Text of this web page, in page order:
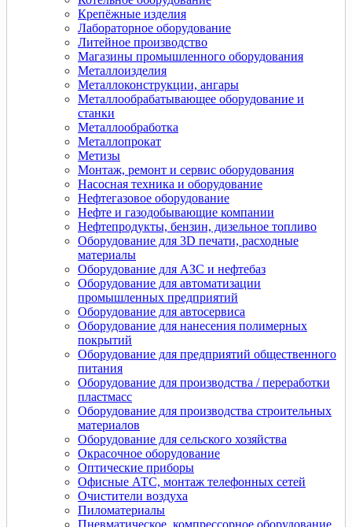
Крепёжные изделия
Лабораторное оборудование
Литейное производство
Магазины промышленного оборудования
Металлоизделия
Металлоконструкции, ангары
Металлообрабатывающее оборудование и
станки
Металлообработка
Металлопрокат
Метизы
Монтаж, ремонт и сервис оборудования
Насосная техника и оборудование
Нефтегазовое оборудование
Нефте и газодобывающие компании
Нефтепродукты, бензин, дизельное топливо
Оборудование для 3D печати, расходные
материалы
Оборудование для АЗС и нефтебаз
Оборудование для автоматизации
промышленных предприятий
Оборудование для автосервиса
Оборудование для нанесения полимерных
покрытий
Оборудование для предприятий общественного
питания
Оборудование для производства / переработки
пластмасс
Оборудование для производства строительных
материалов
Оборудование для сельского хозяйства
Окрасочное оборудование
Оптические приборы
Офисные АТС, монтаж телефонных сетей
Очистители воздуха
Пиломатериалы
Пневматическое, компрессорное оборудование